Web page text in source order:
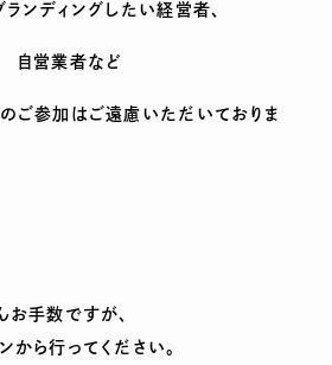
ンディングしたい経営者、
営業者など
加はご遠慮いただいておりま
お手数ですが、
ら行ってください。